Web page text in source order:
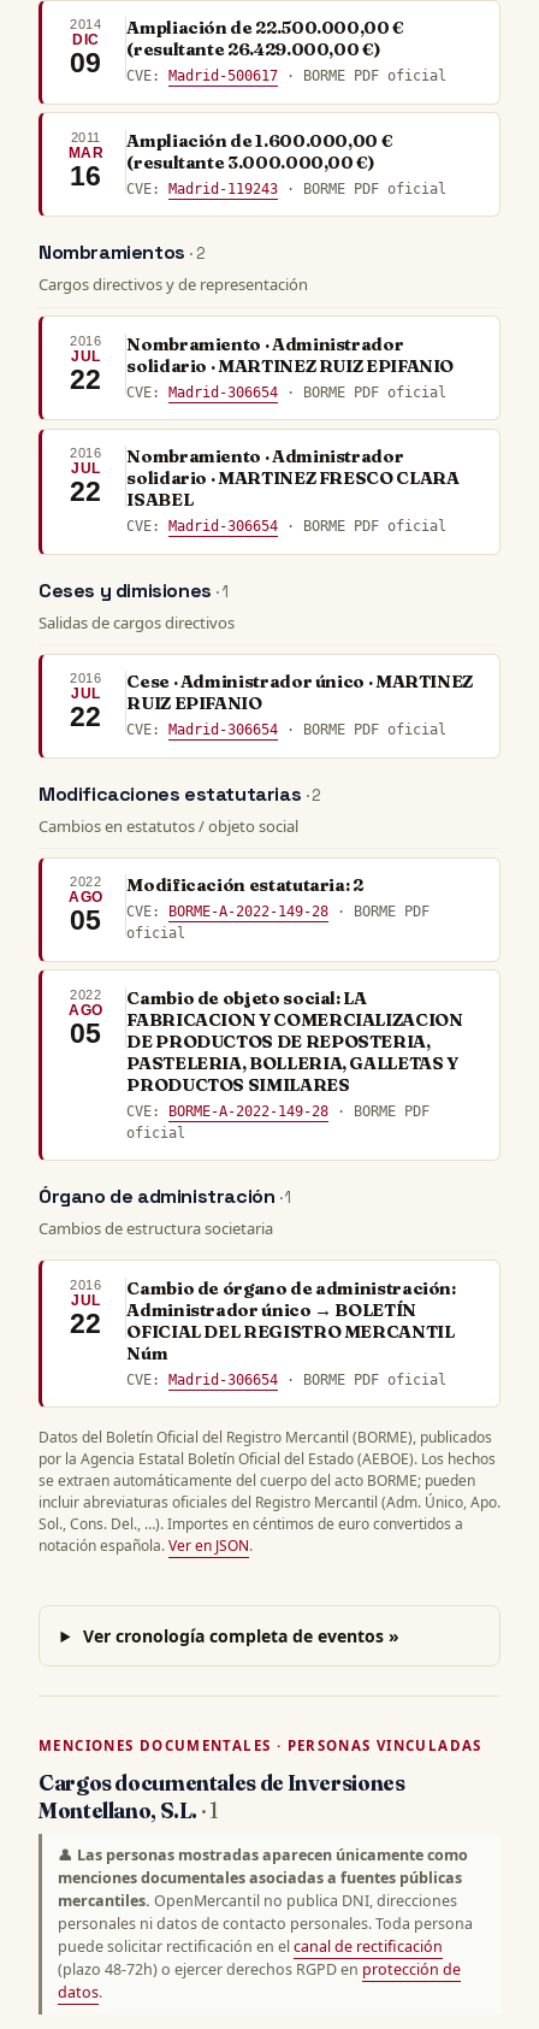
2014
DIC
09
Ampliación de 22.500.000,00 €
(resultante 26.429.000,00 €)
CVE: Madrid-500617 · BORME PDF oficial
2011
MAR
16
Ampliación de 1.600.000,00 €
(resultante 3.000.000,00 €)
CVE:Madrid-119243 · BORME PDF oficial
Nombramientos · 2
Cargos directivos y de representación
2016
JUL
22
Nombramiento · Administrador
solidario · MARTINEZ RUIZ EPIFANIO
CVE:Madrid-306654 · BORME PDF oficial
2016
JUL
22
Nombramiento · Administrador
solidario · MARTINEZ FRESCO CLARA
ISABEL
CVE: Madrid-306654 · BORME PDF oficial
Ceses y dimisiones · 1
Salidas de cargos directivos
2016
JUL
22
Cese · Administrador único · MARTINEZ
RUIZ EPIFANIO
CVE: Madrid-306654 · BORME PDF oficial
Modificaciones estatutarias · 2
Cambios en estatutos / objeto social
2022
AGO
05
Modificación estatutaria: 2
CVE: BORME-A-2022-149-28 · BORME PDF
oficial
2022
AGO
05
Cambio de objeto social: LA
FABRICACION Y COMERCIALIZACION
DE PRODUCTOS DE REPOSTERIA,
PASTELERIA, BOLLERIA, GALLETAS Y
PRODUCTOS SIMILARES
CVE: BORME-A-2022-149-28 · BORME PDF
oficial
Órgano de administración · 1
Cambios de estructura societaria
2016
JUL
22
Cambio de órgano de administración:
Administrador único → BOLETÍN
OFICIAL DEL REGISTRO MERCANTIL
Núm
CVE:Madrid-306654 · BORME PDF oficial
Datos del Boletín Oficial del Registro Mercantil (BORME), publicados
por la Agencia Estatal Boletín Oficial del Estado (AEBOE). Los hechos
se extraen automáticamente del cuerpo del acto BORME; pueden
incluir abreviaturas oficiales del Registro Mercantil (Adm. Único, Apo.
Sol., Cons. Del., …). Importes en céntimos de euro convertidos a
notación española.Ver en JSON.
Ver cronología completa de eventos »
MENCIONES DOCUMENTALES · PERSONAS VINCULADAS
Cargos documentales de Inversiones
Montellano, S.L. · 1
👤 Las personas mostradas aparecen únicamente como
menciones documentales asociadas a fuentes públicas
mercantiles. OpenMercantil no publica DNI, direcciones
personales ni datos de contacto personales. Toda persona
puede solicitar rectificación en elcanal de rectificación
(plazo 48-72h) o ejercer derechos RGPD en protección de
datos.